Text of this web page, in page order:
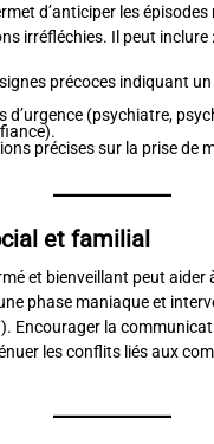
d’anticiper les
irréfléchies. Il peut inclure :
précoces indiquant
d’urgence (psychiatre,
précises sur la prise de
et familial
et bienveillant peut aider
phase maniaque et
Encourager la
les conflits liés aux